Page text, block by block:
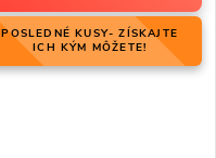
POSLEDNÉ KUSY- ZÍSKAJTE
ICH KÝM MÔŽETE!